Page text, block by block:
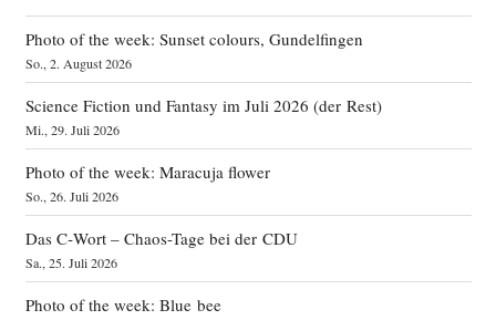
Photo of the week: Sunset colours, Gundelfingen
So., 2. August 2026
Science Fiction und Fantasy im Juli 2026 (der Rest)
Mi., 29. Juli 2026
Photo of the week: Maracuja flower
So., 26. Juli 2026
Das C‑Wort – Chaos-Tage bei der CDU
Sa., 25. Juli 2026
Photo of the week: Blue bee